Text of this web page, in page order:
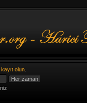
kayıt olun.